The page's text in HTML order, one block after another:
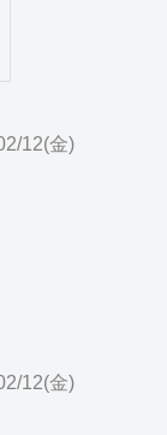
12(金)
12(金)